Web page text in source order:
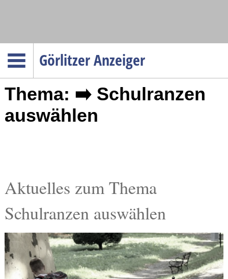
Görlitzer Anzeiger
Menüpunkte
Startseite
Gesellschaft
Gesundheit
Kultur
Termine
Kostenlos
Thema: ➡️ Schulranzen
auswählen
Aktuelles zum Thema
Schulranzen auswählen